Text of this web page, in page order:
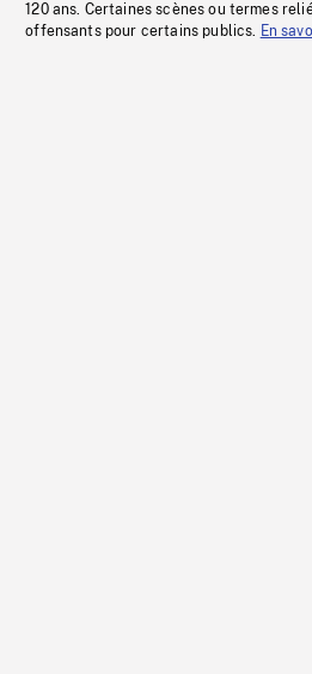
120 ans. Certaines scènes ou termes
offensants pour certains publics. En